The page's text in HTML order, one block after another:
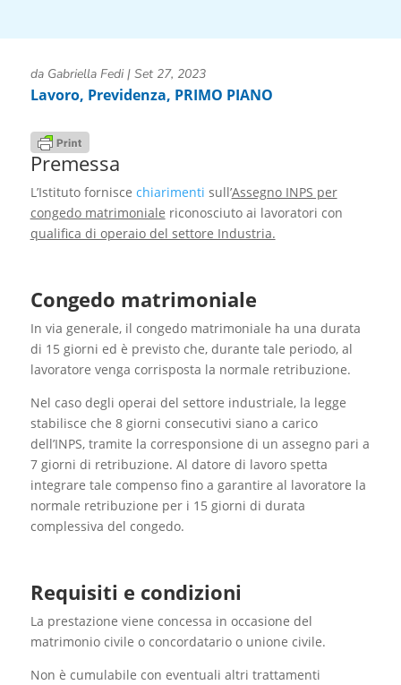
da Gabriella Fedi| Set 27, 2023
Lavoro, Previdenza, PRIMO PIANO
Premessa
L’Istituto fornisce chiarimenti sull’Assegno INPS per
congedo matrimoniale riconosciuto ai lavoratori con
qualifica di operaio del settore Industria.
Congedo matrimoniale
In via generale, il congedo matrimoniale ha una durata
di 15 giorni ed è previsto che, durante tale periodo, al
lavoratore venga corrisposta la normale retribuzione.
Nel caso degli operai del settore industriale, la legge
stabilisce che 8 giorni consecutivi siano a carico
dell’INPS, tramite la corresponsione di un assegno pari a
7 giorni di retribuzione. Al datore di lavoro spetta
integrare tale compenso fino a garantire al lavoratore la
normale retribuzione per i 15 giorni di durata
complessiva del congedo.
Requisiti e condizioni
La prestazione viene concessa in occasione del
matrimonio civile o concordatario o unione civile.
Non è cumulabile con eventuali altri trattamenti